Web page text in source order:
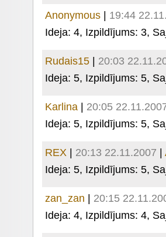
Anonymous | 19:44
Ideja: 4, Izpildījums: 3,
Rudais15 | 20:03
Ideja: 5, Izpildījums: 5,
Karlina | 20:05
Ideja: 5, Izpildījums: 5,
REX | 20:13 22.11.2007 |
Ideja: 5, Izpildījums: 5,
zan_zan | 20:15
Ideja: 4, Izpildījums: 4,